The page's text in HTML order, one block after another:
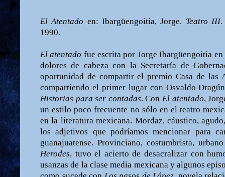
El Atentado en: Ibargüengoitia, Jorge. Teatro III.
1990.
El atentado fue escrita por Jorge Ibargüengoitia
dolores de cabeza con la Secretaría de
oportunidad de compartir el premio Casa de las
compartiendo el primer lugar con Osvaldo
Historias para ser contadas. ConEl atentado,
un estilo poco frecuente no sólo en el teatro
en la literatura mexicana. Mordaz, cáustico,
los adjetivos que podríamos mencionar para
guanajuatense. Provinciano, costumbrista,
Herodes, tuvo el acierto de desacralizar con
usanzas de la clase media mexicana y algunos